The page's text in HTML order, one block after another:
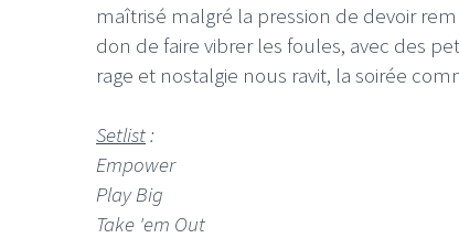
maîtrisé malgré la pression de devoir
don de faire vibrer les foules, avec des
rage et nostalgie nous ravit, la soirée
Setlist:
Empower
Play Big
Take 'em Out